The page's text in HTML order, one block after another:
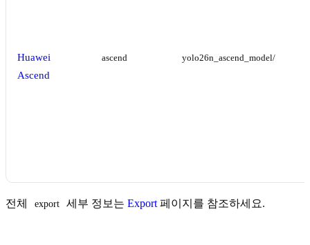
Huawei
Ascend
ascend yolo26n_ascend_model/
전체 export 세부 정보는 Export 페이지를 참조하세요.